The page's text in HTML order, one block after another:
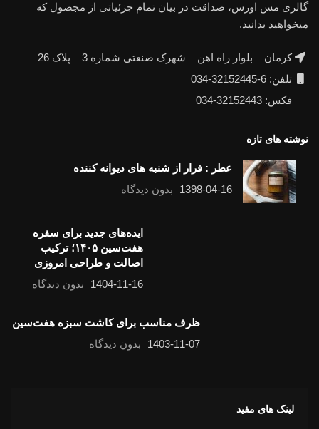
گالری مس اورس، صداقت در بیان تمام جزئیاتی از مجصول که
میخواهید بدانید.
کرمان – بلوار راه اهن – شهرک صنعتی شماره 3 – پلاک 26
تلفن: 6-32152445-034
فکس: 32152443-034
نوشته های تازه
عطر : فرار از شنبه های دیوانه کننده
1398-04-16
بدون دیدگاه
ایده‌های جدید برای سفره
هفت‌سین ۱۴۰۵؛ ترکیب
اصالت و طراحی امروزی
1404-11-16
بدون دیدگاه
ظرف مناسب برای کاشت سبزه هفت‌سین
1403-11-07
بدون دیدگاه
لینک های مفید